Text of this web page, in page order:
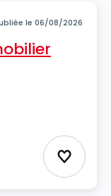
le 06/08/2026
Ajouter